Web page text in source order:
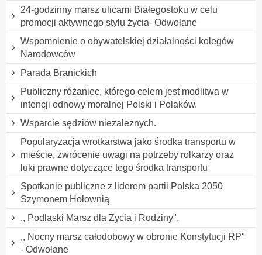
24-godzinny marsz ulicami Białegostoku w celu
promocji aktywnego stylu życia- Odwołane
Wspomnienie o obywatelskiej działalności kolegów
Narodowców
Parada Branickich
Publiczny różaniec, którego celem jest modlitwa w
intencji odnowy moralnej Polski i Polaków.
Wsparcie sędziów niezależnych.
Popularyzacja wrotkarstwa jako środka transportu w
mieście, zwrócenie uwagi na potrzeby rolkarzy oraz
luki prawne dotyczące tego środka transportu
Spotkanie publiczne z liderem partii Polska 2050
Szymonem Hołownią
,, Podlaski Marsz dla Życia i Rodziny".
,, Nocny marsz całodobowy w obronie Konstytucji RP"
- Odwołane